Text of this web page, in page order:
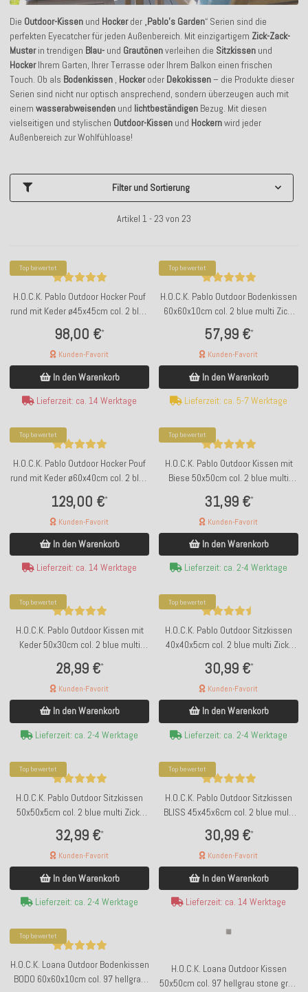
Die Outdoor-Kissen und Hockerder „Pablo’s Garden“ Serien sind die
perfekten Eyecatcher für jeden Außenbereich. Mit einzigartigem Zick-Zack-
Musterin trendigen Blau- und Grautönenverleihen die Sitzkissen und
HockerIhrem Garten, Ihrer Terrasse oder Ihrem Balkon einen frischen
Touch. Ob als Bodenkissen , Hockeroder Dekokissen– die Produkte dieser
Serien sind nicht nur optisch ansprechend, sondern überzeugen auch mit
einem wasserabweisenden und lichtbeständigen Bezug. Mit diesen
vielseitigen und stylischen Outdoor-Kissen und Hockernwird jeder
Außenbereich zur Wohlfühloase!
Filter und Sortierung
Artikel 1 - 23 von 23
Top bewertet
H.O.C.K. Pablo Outdoor Hocker Pouf
rund mit Keder ø45x45cm col. 2 blue
multi Zick-Zack sun boho
98,00 €*
Kunden-Favorit
In den Warenkorb
Lieferzeit: ca. 14 Werktage
Top bewertet
H.O.C.K. Pablo Outdoor Bodenkissen
60x60x10cm col. 2 blue multi Zick-
Zack sun boho
57,99 €*
Kunden-Favorit
In den Warenkorb
Lieferzeit: ca. 5-7 Werktage
Top bewertet
H.O.C.K. Pablo Outdoor Hocker Pouf
rund mit Keder ø60x40cm col. 2 blue
129,00 €*
Kunden-Favorit
In den Warenkorb
Lieferzeit: ca. 14 Werktage
Top bewertet
H.O.C.K. Pablo Outdoor Kissen mit
Biese 50x50cm col. 2 blue multi
31,99 €*
Kunden-Favorit
In den Warenkorb
Lieferzeit: ca. 2-4 Werktage
Top bewertet
H.O.C.K. Pablo Outdoor Kissen mit
Keder 50x30cm col. 2 blue multi
28,99 €*
Kunden-Favorit
In den Warenkorb
Lieferzeit: ca. 2-4 Werktage
Top bewertet
H.O.C.K. Pablo Outdoor Sitzkissen
40x40x5cm col. 2 blue multi Zick-
30,99 €*
Kunden-Favorit
In den Warenkorb
Lieferzeit: ca. 2-4 Werktage
Top bewertet
H.O.C.K. Pablo Outdoor Sitzkissen
50x50x5cm col. 2 blue multi Zick-
32,99 €*
Kunden-Favorit
In den Warenkorb
Lieferzeit: ca. 2-4 Werktage
Top bewertet
H.O.C.K. Pablo Outdoor Sitzkissen
BLISS 45x45x6cm col. 2 blue multi
30,99 €*
Kunden-Favorit
In den Warenkorb
Lieferzeit: ca. 14 Werktage
Top bewertet
H.O.C.K. Loana Outdoor Bodenkissen
BODO 60x60x10cm col. 97 hellgrau
H.O.C.K. Loana Outdoor Kissen
50x50cm col. 97 hellgrau stone grau